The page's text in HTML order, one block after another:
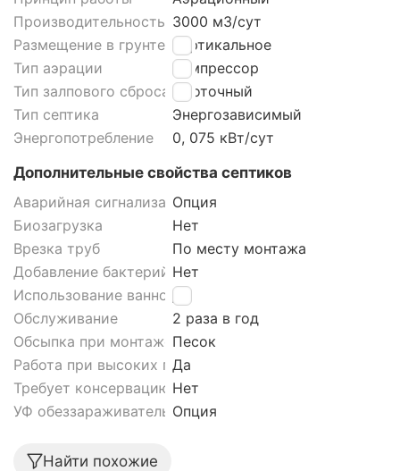
Производительность 3000 м3/cут
Размещение в грунте септика
Вертикальное
Тип аэрации
Компрессор
Тип залпового сброса септика
Проточный
Тип септика
Энергозависимый
Энергопотребление
0, 075 кВт/сут
Дополнительные свойства септиков
Аварийная сигнализация септика
Опция
Биозагрузка
Нет
Врезка труб
По месту монтажа
Добавление бактерий Нет
Использование ваннойДа
Обслуживание
2 раза в год
Обсыпка при монтаже септика
Песок
Работа при высоких грунтовых водах септика
Да
Требует консервацию Нет
УФ обеззараживатель Опция
Найти похожие